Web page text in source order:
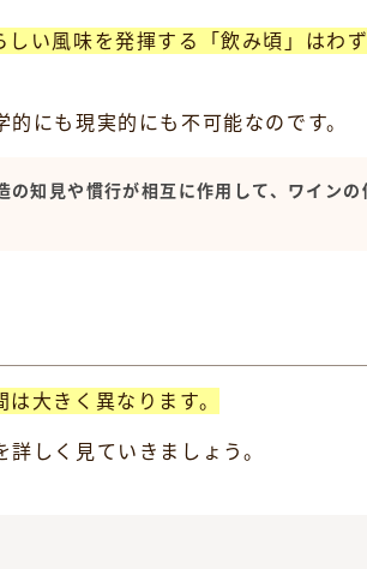
い風味を発揮する「飲み頃」はわ
にも現実的にも不可能なのです。
知見や慣行が相互に作用して、ワインの
大きく異なります。
しく見ていきましょう。